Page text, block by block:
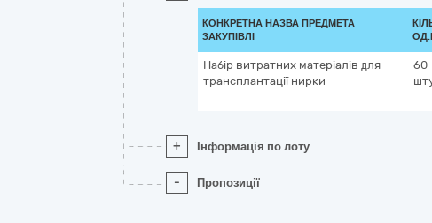
КОНКРЕТНА НАЗВА ПРЕДМЕТА
ЗАКУПІВЛІ
Набір витратних матеріалів для
трансплантації нирки
60
+ Інформація по лоту
- Пропозиції